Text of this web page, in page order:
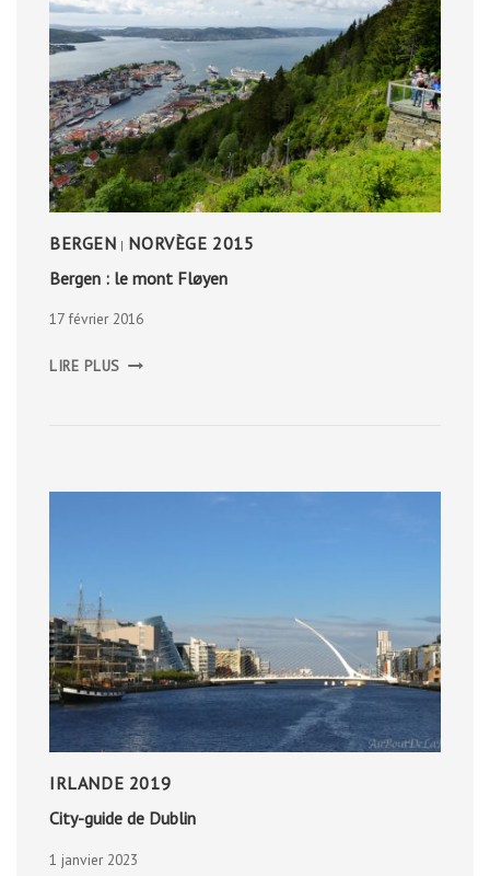
BERGEN | NORVÈGE 2015
Bergen : le mont Fløyen
17 février 2016
LIRE PLUS
IRLANDE 2019
City-guide de Dublin
1 janvier 2023